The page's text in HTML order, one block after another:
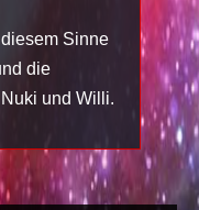
diesem Sinne
die
und Willi.